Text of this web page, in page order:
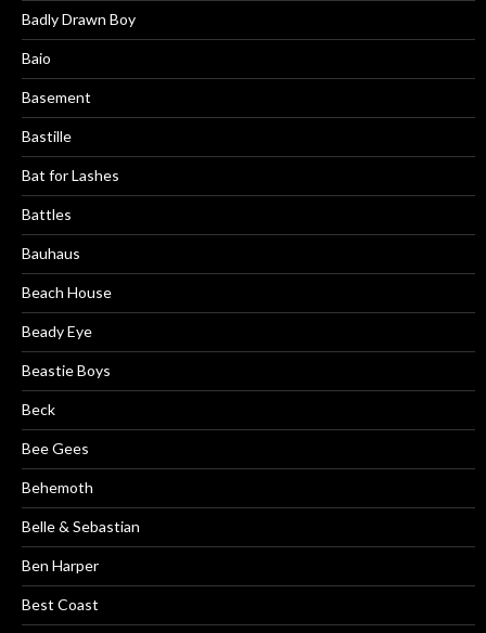
Badly Drawn Boy
Baio
Basement
Bastille
Bat for Lashes
Battles
Bauhaus
Beach House
Beady Eye
Beastie Boys
Beck
Bee Gees
Behemoth
Belle & Sebastian
Ben Harper
Best Coast